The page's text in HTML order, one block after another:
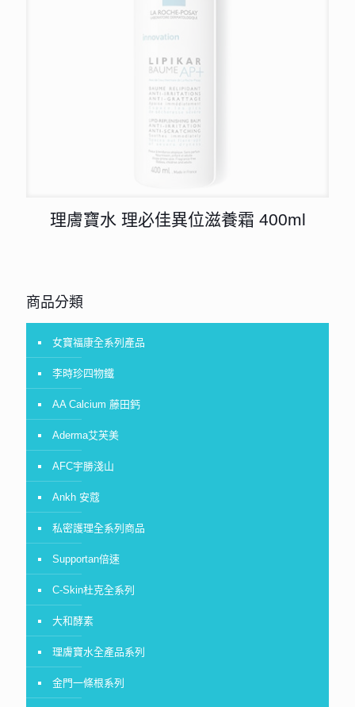
理膚寶水 理必佳異位滋養霜 400ml
商品分類
女寶福康全系列產品
李時珍四物鐵
AA Calcium 藤田鈣
Aderma艾芙美
AFC宇勝淺山
Ankh 安蔻
私密護理全系列商品
Supportan倍速
C-Skin杜克全系列
大和酵素
理膚寶水全產品系列
金門一條根系列